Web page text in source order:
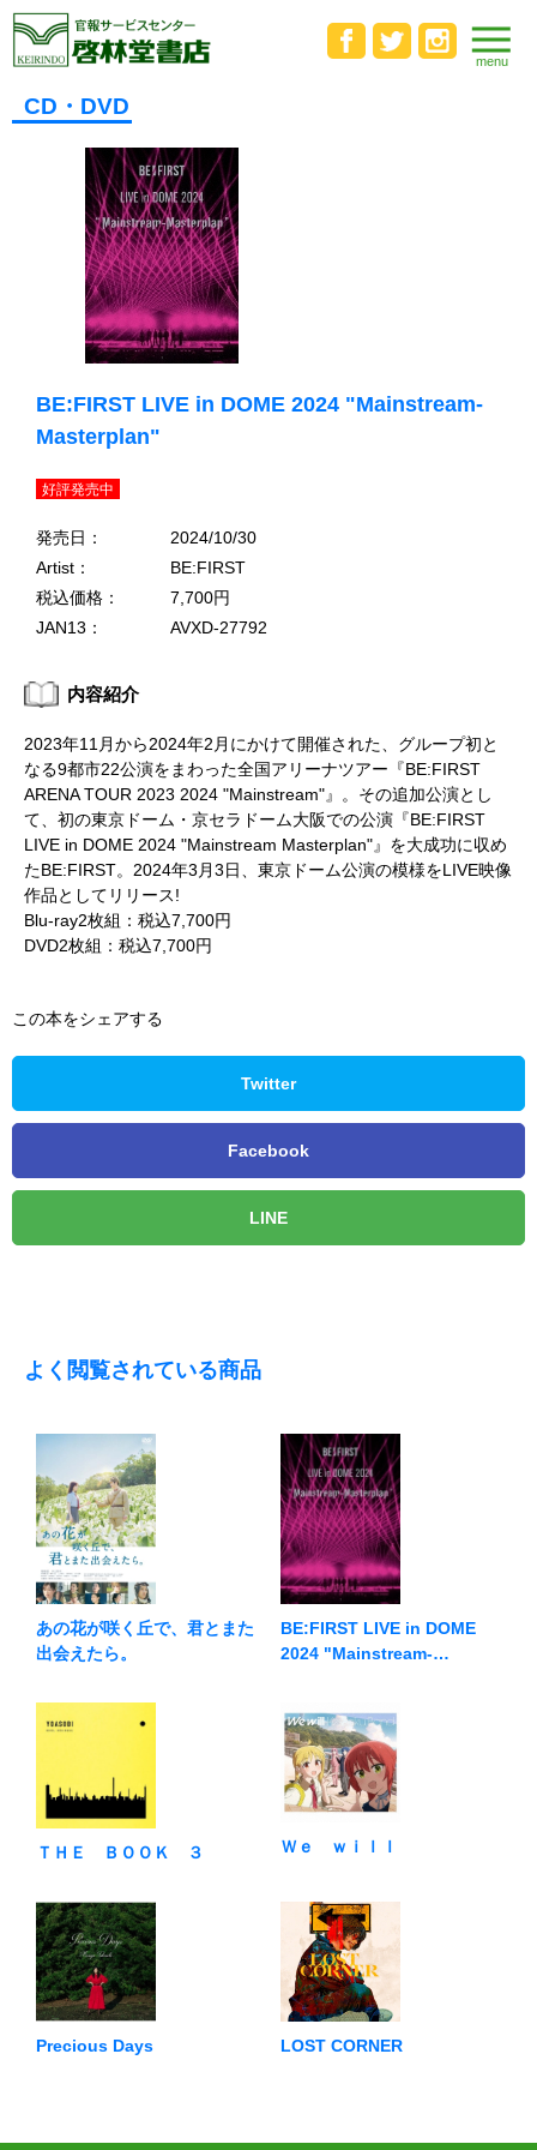
CD・DVD
BE:FIRST LIVE in DOME 2024 "Mainstream-
Masterplan"
好評発売中
発売日：
2024/10/30
Artist：
BE:FIRST
税込価格：
7,700円
JAN13：
AVXD-27792
内容紹介
2023年11月から2024年2月にかけて開催された、グループ初と
なる9都市22公演をまわった全国アリーナツアー『BE:FIRST
ARENA TOUR 2023 2024 "Mainstream"』。その追加公演とし
て、初の東京ドーム・京セラドーム大阪での公演『BE:FIRST
LIVE in DOME 2024 "Mainstream Masterplan"』を大成功に収め
たBE:FIRST。2024年3月3日、東京ドーム公演の模様をLIVE映像
作品としてリリース!
Blu-ray2枚組：税込7,700円
DVD2枚組：税込7,700円
この本をシェアする
Twitter
Facebook
LINE
よく閲覧されている商品
あの花が咲く丘で、君とまた
出会えたら。
BE:FIRST LIVE in DOME
2024 "Mainstream-
ＴＨＥ ＢＯＯＫ ３ Ｗｅ ｗｉｌｌ
Precious Days LOST CORNER